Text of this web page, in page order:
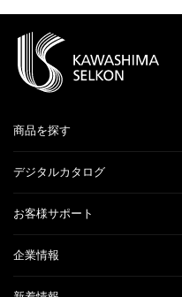
商品を探す
デジタルカタログ
お客様サポート
企業情報